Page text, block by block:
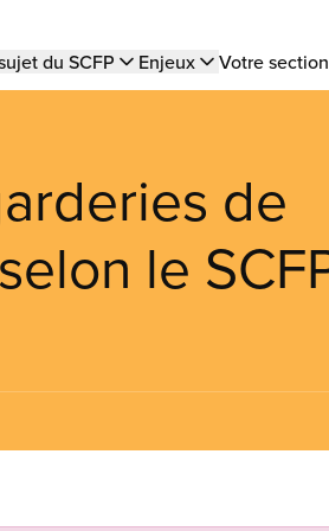
du SCFP Enjeux Votre
de
le